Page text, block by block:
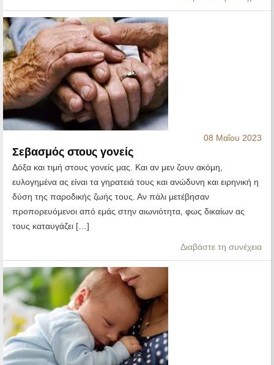
08 Μαΐου 2023
Σεβασμός στους γονείς
Δόξα και τιμή στους γονείς μας. Και αν μεν ζουν ακόμη,
ευλογημένα ας είναι τα γηρατειά τους και ανώδυνη και ειρηνική η
δύση της παροδικής ζωής τους. Αν πάλι μετέβησαν
προπορευόμενοι από εμάς στην αιωνιότητα, φως δικαίων ας
τους καταυγάζει […]
Διαβάστε τη συνέχεια